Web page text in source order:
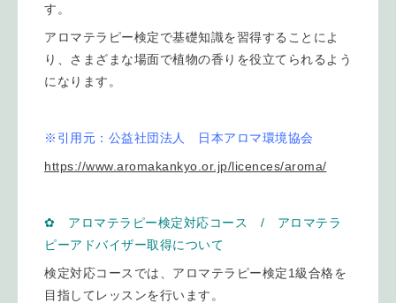
す。
アロマテラピー検定で基礎知識を習得することによ
り、さまざまな場面で植物の香りを役立てられるよう
になります。
※引用元：公益社団法人 日本アロマ環境協会
https://www.aromakankyo.or.jp/licences/aroma/
✿ アロマテラピー検定対応コース / アロマテラ
ピーアドバイザー取得について
検定対応コースでは、アロマテラピー検定1級合格を
目指してレッスンを行います。